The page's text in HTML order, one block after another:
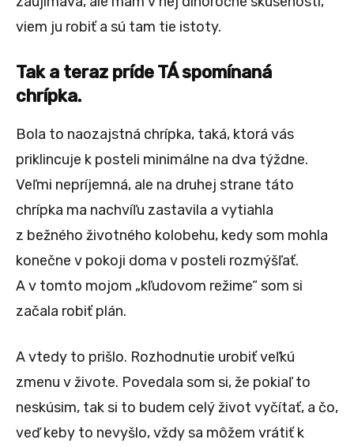
viem ju robiť a sú tam tie istoty.
Tak a teraz príde TÁ spomínaná
chrípka.
Bola to naozajstná chrípka, taká, ktorá vás
priklincuje k posteli minimálne na dva týždne.
Veľmi nepríjemná, ale na druhej strane táto
chrípka ma nachvíľu zastavila a vytiahla
z bežného životného kolobehu, kedy som mohla
konečne v pokoji doma v posteli rozmýšľať.
A v tomto mojom „kľudovom režime“ som si
začala robiť plán.
A vtedy to prišlo. Rozhodnutie urobiť veľkú
zmenu v živote. Povedala som si, že pokiaľ to
neskúsim, tak si to budem celý život vyčítať, a čo,
veď keby to nevyšlo, vždy sa môžem vrátiť k